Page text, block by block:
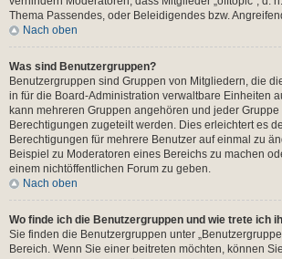
Thema Passendes, oder Beleidigendes bzw.
Nach oben
Was sind Benutzergruppen?
Benutzergruppen sind Gruppen von Mitgliedern, die
in für die Board-Administration verwaltbare Einheiten
kann mehreren Gruppen angehören und jeder Gruppe
Berechtigungen zugeteilt werden. Dies erleichtert es
Berechtigungen für mehrere Benutzer auf einmal zu
Beispiel zu Moderatoren eines Bereichs zu machen
einem nichtöffentlichen Forum zu geben.
Nach oben
Wo finde ich die Benutzergruppen und wie trete ich
Sie finden die Benutzergruppen unter
Bereich. Wenn Sie einer beitreten möchten, können